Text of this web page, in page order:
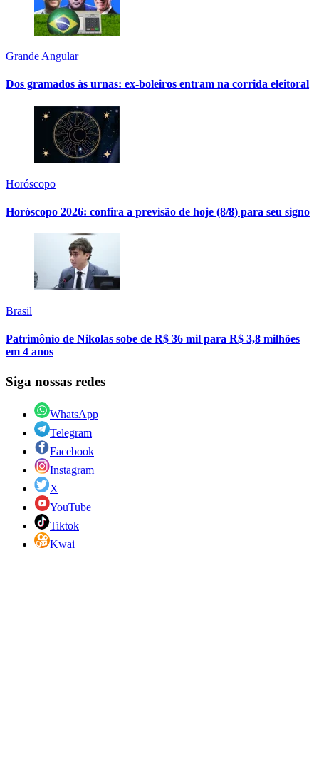
Grande Angular
Dos gramados às urnas: ex-boleiros entram na corrida eleitoral
Horóscopo
Horóscopo 2026: confira a previsão de hoje (8/8) para seu signo
Brasil
Patrimônio de Nikolas sobe de R$ 36 mil para R$ 3,8 milhões
em 4 anos
Siga nossas redes
WhatsApp
Telegram
Facebook
Instagram
X
YouTube
Tiktok
Kwai